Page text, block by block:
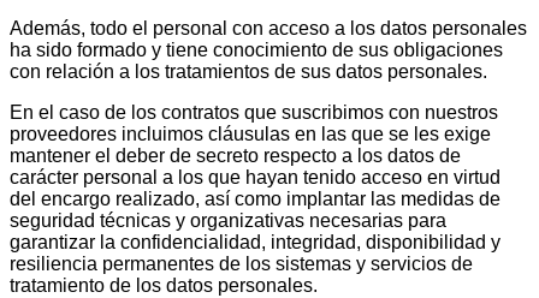
Además, todo el personal con acceso a los datos personales
ha sido formado y tiene conocimiento de sus obligaciones
con relación a los tratamientos de sus datos personales.
En el caso de los contratos que suscribimos con nuestros
proveedores incluimos cláusulas en las que se les exige
mantener el deber de secreto respecto a los datos de
carácter personal a los que hayan tenido acceso en virtud
del encargo realizado, así como implantar las medidas de
seguridad técnicas y organizativas necesarias para
garantizar la confidencialidad, integridad, disponibilidad y
resiliencia permanentes de los sistemas y servicios de
tratamiento de los datos personales.